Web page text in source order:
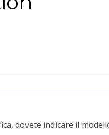
dovete indicare il